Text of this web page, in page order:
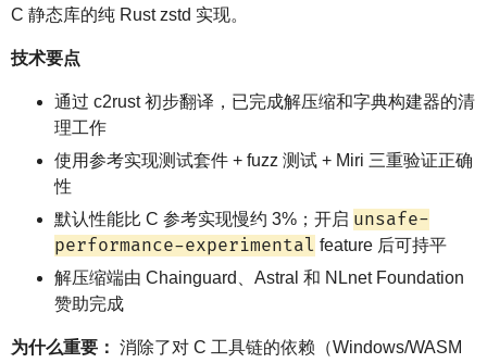
C 静态库的纯 Rust zstd 实现。
技术要点
通过 c2rust 初步翻译，已完成解压缩和字典构建器的清
理工作
使用参考实现测试套件 + fuzz 测试 + Miri 三重验证正确
性
默认性能比 C 参考实现慢约 3%；开启 unsafe-
performance-experimental feature 后可持平
解压缩端由 Chainguard、Astral 和 NLnet Foundation
赞助完成
为什么重要： 消除了对 C 工具链的依赖（Windows/WASM